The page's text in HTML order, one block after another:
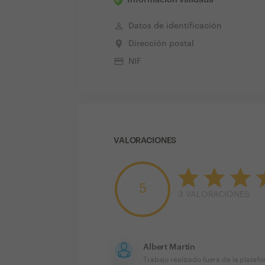
perm_identity Datos de identificación
place Dirección postal
credit_card NIF
VALORACIONES
5
Albert Martín
Trabajo realizado fuera de la